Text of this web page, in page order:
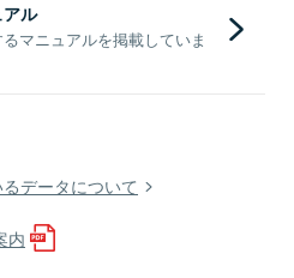
ル
マニュアルを掲載していま
データについて
内